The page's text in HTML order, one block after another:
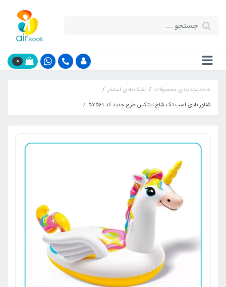
0
خانهدسته بندی محصولات
تشک بادی استخر
شناور بادی اسب تک شاخ اینتکس طرح جدید کد 57561